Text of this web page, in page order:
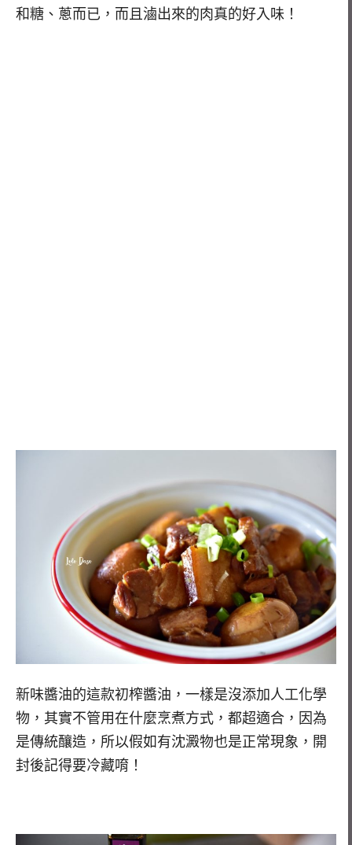
和糖、蔥而已，而且滷出來的肉真的好入味！
新味醬油的這款初榨醬油，一樣是沒添加人工化學
物，其實不管用在什麼烹煮方式，都超適合，因為
是傳統釀造，所以假如有沈澱物也是正常現象，開
封後記得要冷藏唷！